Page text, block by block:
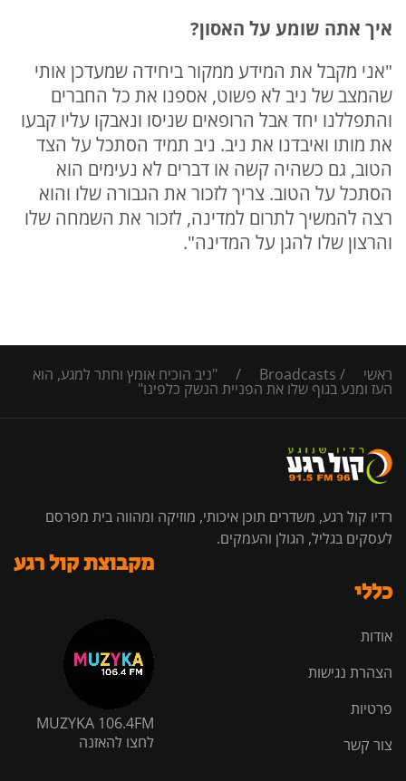
איך אתה שומע על האסון?
"אני מקבל את המידע ממקור ביחידה שמעדכן אותי
שהמצב של ניב לא פשוט, אספנו את כל החברים
והתפללנו יחד אבל הרופאים שניסו ונאבקו עליו קבעו
את מותו ואיבדנו את ניב. ניב תמיד הסתכל על הצד
הטוב, גם כשהיה קשה או דברים לא נעימים הוא
הסתכל על הטוב. צריך לזכור את הגבורה שלו והוא
רצה להמשיך לתרום למדינה, לזכור את השמחה שלו
והרצון שלו להגן על המדינה".
ראשי /
Broadcasts
/ "ניב הוכיח אומץ וחתר למגע, הוא
העז ומנע בגוף שלו את הפניית הנשק כלפינו"
רדיו קול רגע, משדרים תוכן איכותי, מוזיקה ומהווה בית מפרסם
לעסקים בגליל, הגולן והעמקים.
כללי
אודות
הצהרת נגישות
פרטיות
צור קשר
מקבוצת קול רגע
MUZYKA 106.4FM
לחצו להאזנה